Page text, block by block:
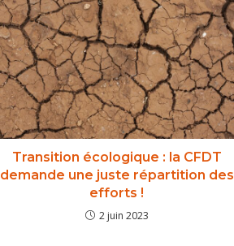
Transition écologique : la CFDT
demande une juste répartition des
efforts !
2 juin 2023